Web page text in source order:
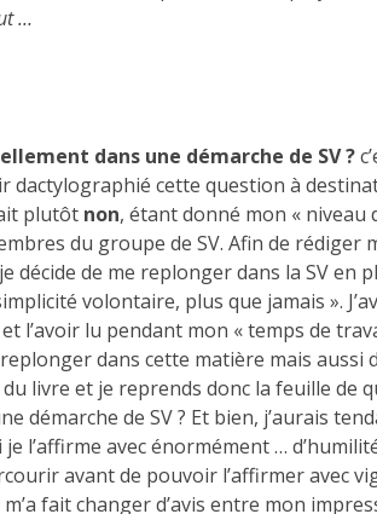
…
dans une démarche de SV ?
dactylographié cette question à
plutôt non, étant donné mon « niveau
du groupe de SV. Afin de rédiger
décide de me replonger dans la SV en
volontaire, plus que jamais ».
l’avoir lu pendant mon « temps de
dans cette matière mais aussi
livre et je reprends donc la feuille de
démarche de SV ? Et bien, j’aurais
je l’affirme avec énormément …
avant de pouvoir l’affirmer avec
m’a fait changer d’avis entre mon